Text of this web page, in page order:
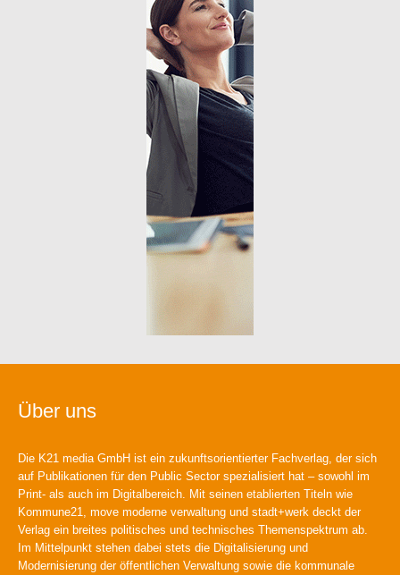
Über uns
Die K21 media GmbH ist ein zukunftsorientierter Fachverlag, der sich
auf Publikationen für den Public Sector spezialisiert hat – sowohl im
Print- als auch im Digitalbereich. Mit seinen etablierten Titeln wie
Kommune21, move moderne verwaltung und stadt+werk deckt der
Verlag ein breites politisches und technisches Themenspektrum ab.
Im Mittelpunkt stehen dabei stets die Digitalisierung und
Modernisierung der öffentlichen Verwaltung sowie die kommunale